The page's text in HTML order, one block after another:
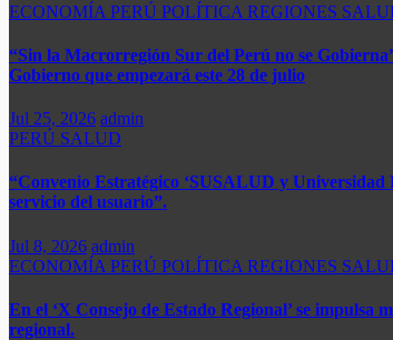
ECONOMÍA PERÚ POLÍTICA REGIONES
“Sin la Macrorregión Sur del Perú no se
Gobierno que empezará este 28 de julio
Jul 25, 2026 admin
PERÚ SALUD
“Convenio Estratégico ‘SUSALUD y Universidad
servicio del usuario”.
Jul 8, 2026 admin
ECONOMÍA PERÚ POLÍTICA REGIONES
En el ‘X Consejo de Estado Regional’ se
regional.